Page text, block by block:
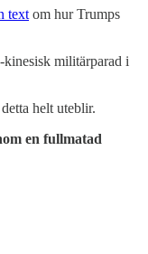
text om hur Trumps
kinesisk militärparad i
helt uteblir.
en fullmatad